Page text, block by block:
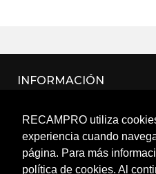
RECAMPRO utiliza
experiencia cuando
página. Para más
política de cookies. Al
INFORMACIÓN
MI CUENTA